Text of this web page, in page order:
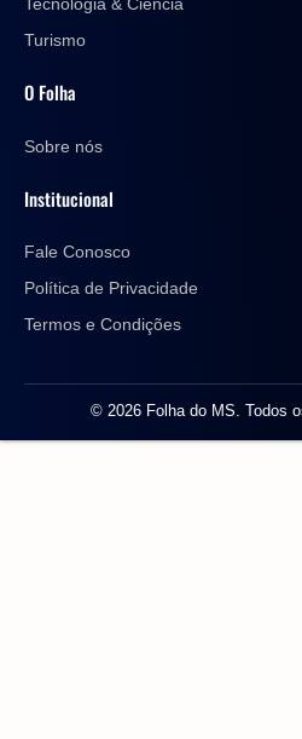
Tecnologia & Ciência
Turismo
O Folha
Sobre nós
Institucional
Fale Conosco
Política de Privacidade
Termos e Condições
© 2026 Folha do MS. Todos